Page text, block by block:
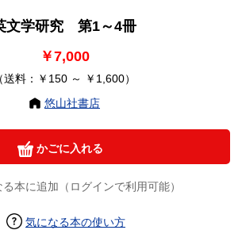
文学研究 第1～4冊
￥7,000
（送料：￥150 ～ ￥1,600）
悠山社書店
かごに入れる
本に追加（ログインで利用可能）
気になる本の使い方